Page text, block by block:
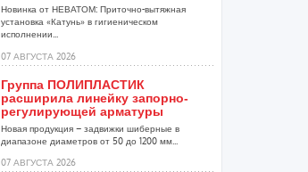
Новинка от НЕВАТОМ: Приточно-вытяжная
установка «Катунь» в гигиеническом
исполнении...
07 АВГУСТА 2026
Группа ПОЛИПЛАСТИК
расширила линейку запорно-
регулирующей арматуры
Новая продукция – задвижки шиберные в
диапазоне диаметров от 50 до 1200 мм...
07 АВГУСТА 2026